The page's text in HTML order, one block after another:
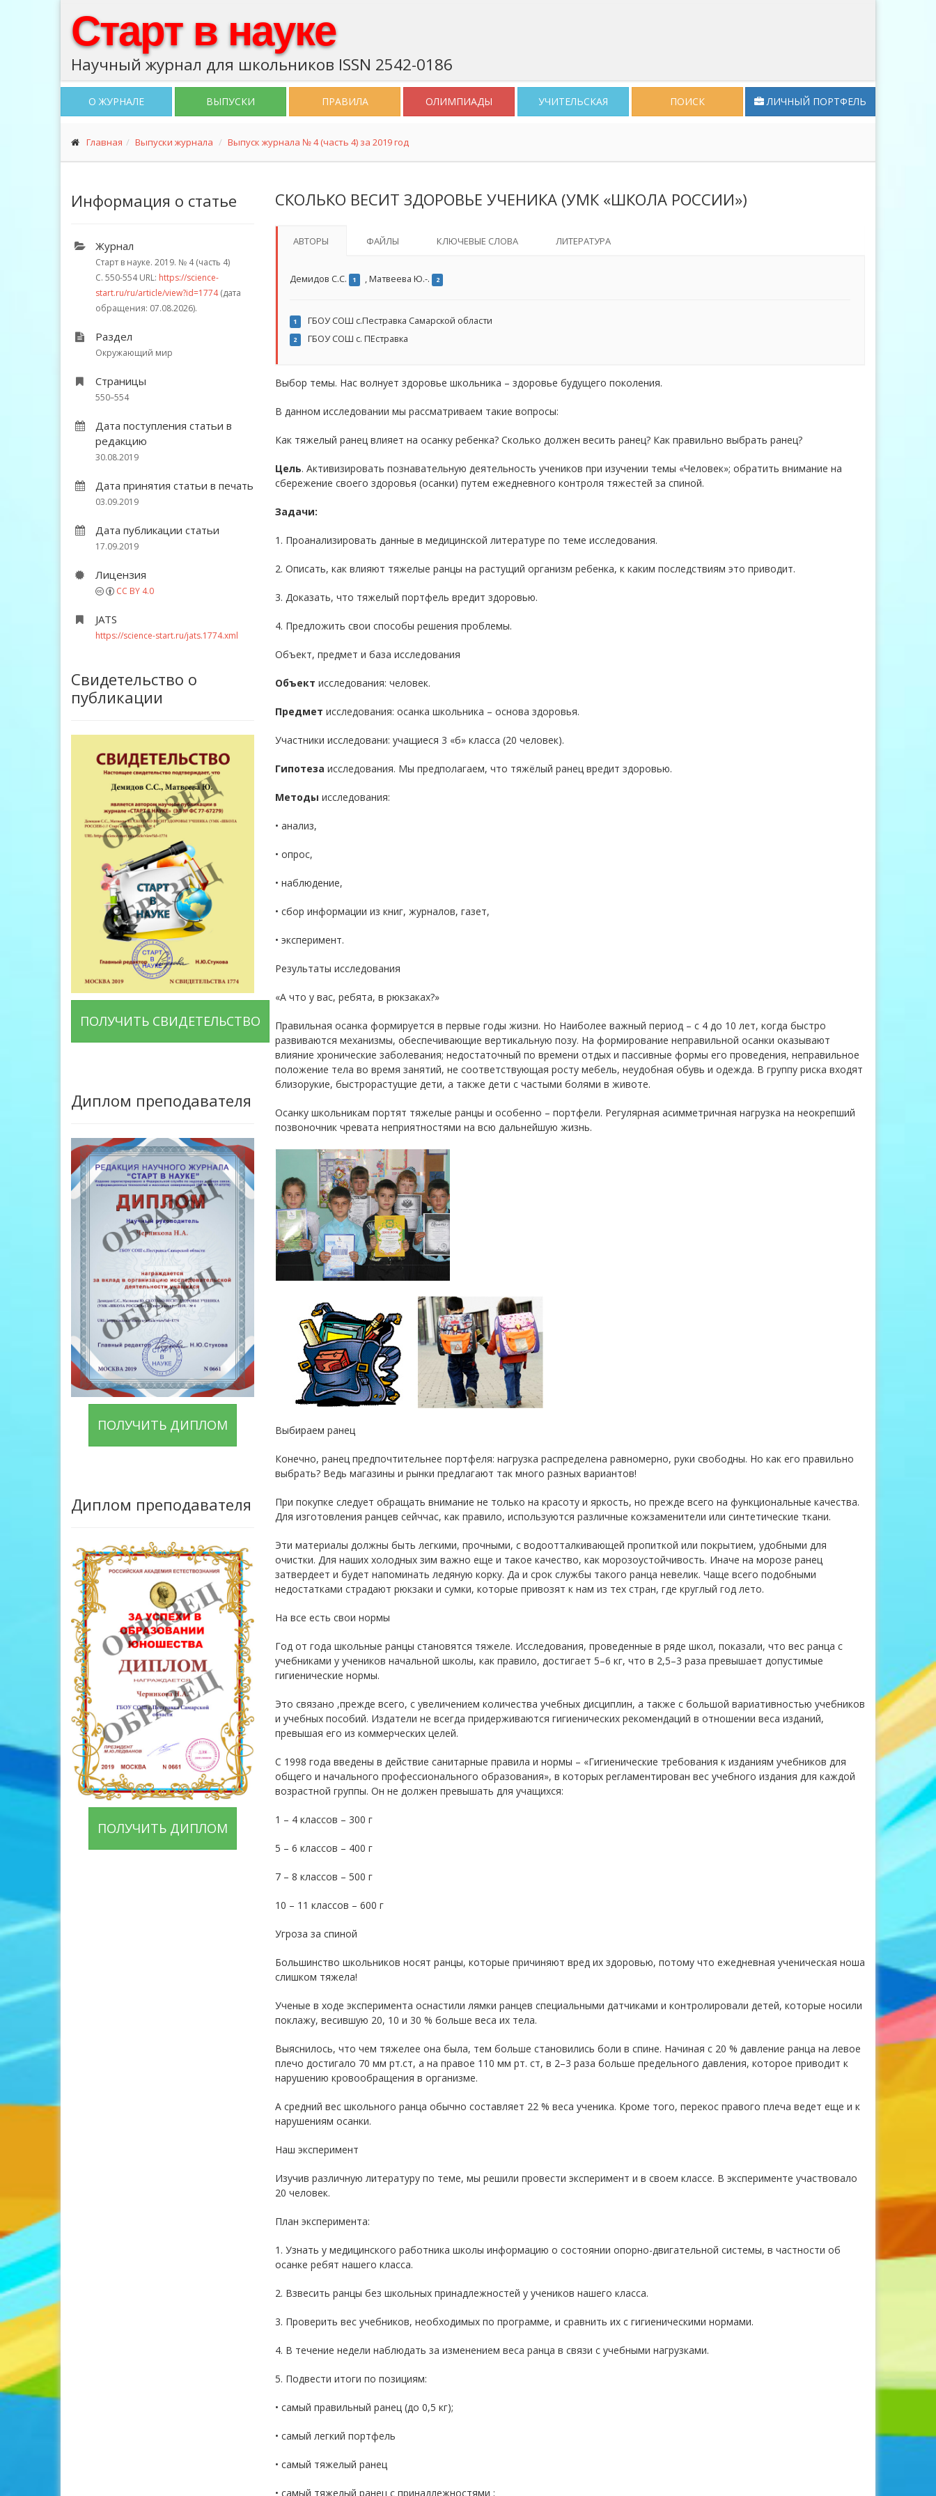
Старт в науке
Научный журнал для школьников ISSN 2542-0186
О ЖУРНАЛЕ ВЫПУСКИ ПРАВИЛА ОЛИМПИАДЫ УЧИТЕЛЬСКАЯ ПОИСК ЛИЧНЫЙ ПОРТФЕЛЬ
Главная Выпуски журнала Выпуск журнала № 4 (часть 4) за 2019 год
Информация о статье
Журнал
Старт в науке. 2019. № 4 (часть 4)
С. 550-554URL: https://science-
start.ru/ru/article/view?id=1774(дата
обращения: 07.08.2026).
Раздел
Окружающий мир
Страницы
550–554
Дата поступления статьи в
редакцию
30.08.2019
Дата принятия статьи в печать
03.09.2019
Дата публикации статьи
17.09.2019
Лицензия
CC BY 4.0
JATS
https://science-start.ru/jats.1774.xml
Свидетельство о
публикации
ПОЛУЧИТЬ СВИДЕТЕЛЬСТВО
Диплом преподавателя
ПОЛУЧИТЬ ДИПЛОМ
Диплом преподавателя
ПОЛУЧИТЬ ДИПЛОМ
СКОЛЬКО ВЕСИТ ЗДОРОВЬЕ УЧЕНИКА (УМК «ШКОЛА РОССИИ»)
АВТОРЫ ФАЙЛЫ КЛЮЧЕВЫЕ СЛОВА ЛИТЕРАТУРА
Демидов С.С. 1 ,Матвеева Ю.-. 2
1 ГБОУ СОШ с.Пестравка Самарской области
2 ГБОУ СОШ с. ПЕстравка
Выбор темы. Нас волнует здоровье школьника – здоровье будущего поколения.
В данном исследовании мы рассматриваем такие вопросы:
Как тяжелый ранец влияет на осанку ребенка? Сколько должен весить ранец? Как правильно выбрать ранец?
Цель. Активизировать познавательную деятельность учеников при изучении темы «Человек»; обратить внимание на
сбережение своего здоровья (осанки) путем ежедневного контроля тяжестей за спиной.
Задачи:
1. Проанализировать данные в медицинской литературе по теме исследования.
2. Описать, как влияют тяжелые ранцы на растущий организм ребенка, к каким последствиям это приводит.
3. Доказать, что тяжелый портфель вредит здоровью.
4. Предложить свои способы решения проблемы.
Объект, предмет и база исследования
Объект исследования: человек.
Предмет исследования: осанка школьника – основа здоровья.
Участники исследовани: учащиеся 3 «б» класса (20 человек).
Гипотеза исследования. Мы предполагаем, что тяжёлый ранец вредит здоровью.
Методы исследования:
• анализ,
• опрос,
• наблюдение,
• сбор информации из книг, журналов, газет,
• эксперимент.
Результаты исследования
«А что у вас, ребята, в рюкзаках?»
Правильная осанка формируется в первые годы жизни. Но Наиболее важный период – с 4 до 10 лет, когда быстро
развиваются механизмы, обеспечивающие вертикальную позу. На формирование неправильной осанки оказывают
влияние хронические заболевания; недостаточный по времени отдых и пассивные формы его проведения, неправильное
положение тела во время занятий, не соответствующая росту мебель, неудобная обувь и одежда. В группу риска входят
близорукие, быстрорастущие дети, а также дети с частыми болями в животе.
Осанку школьникам портят тяжелые ранцы и особенно – портфели. Регулярная асимметричная нагрузка на неокрепший
позвоночник чревата неприятностями на всю дальнейшую жизнь.
Выбираем ранец
Конечно, ранец предпочтительнее портфеля: нагрузка распределена равномерно, руки свободны. Но как его правильно
выбрать? Ведь магазины и рынки предлагают так много разных вариантов!
При покупке следует обращать внимание не только на красоту и яркость, но прежде всего на функциональные качества.
Для изготовления ранцев сейччас, как правило, используются различные кожзаменители или синтетические ткани.
Эти материалы должны быть легкими, прочными, с водоотталкивающей пропиткой или покрытием, удобными для
очистки. Для наших холодных зим важно еще и такое качество, как морозоустойчивость. Иначе на морозе ранец
затвердеет и будет напоминать ледяную корку. Да и срок службы такого ранца невелик. Чаще всего подобными
недостатками страдают рюкзаки и сумки, которые привозят к нам из тех стран, где круглый год лето.
На все есть свои нормы
Год от года школьные ранцы становятся тяжеле. Исследования, проведенные в ряде школ, показали, что вес ранца с
учебниками у учеников начальной школы, как правило, достигает 5–6 кг, что в 2,5–3 раза превышает допустимые
гигиенические нормы.
Это связано ,прежде всего, с увеличением количества учебных дисциплин, а также с большой вариативностью учебников
и учебных пособий. Издатели не всегда придерживаются гигиенических рекомендаций в отношении веса изданий,
превышая его из коммерческих целей.
С 1998 года введены в действие санитарные правила и нормы – «Гигиенические требования к изданиям учебников для
общего и начального профессионального образования», в которых регламентирован вес учебного издания для каждой
возрастной группы. Он не должен превышать для учащихся:
1 – 4 классов – 300 г
5 – 6 классов – 400 г
7 – 8 классов – 500 г
10 – 11 классов – 600 г
Угроза за спиной
Большинство школьников носят ранцы, которые причиняют вред их здоровью, потому что ежедневная ученическая ноша
слишком тяжела!
Ученые в ходе эксперимента оснастили лямки ранцев специальными датчиками и контролировали детей, которые носили
поклажу, весившую 20, 10 и 30 % больше веса их тела.
Выяснилось, что чем тяжелее она была, тем больше становились боли в спине. Начиная с 20 % давление ранца на левое
плечо достигало 70 мм рт.ст, а на правое 110 мм рт. ст, в 2–3 раза больше предельного давления, которое приводит к
нарушению кровообращения в организме.
А средний вес школьного ранца обычно составляет 22 % веса ученика. Кроме того, перекос правого плеча ведет еще и к
нарушениям осанки.
Наш эксперимент
Изучив различную литературу по теме, мы решили провести эксперимент и в своем классе. В эксперименте участвовало
20 человек.
План эксперимента:
1. Узнать у медицинского работника школы информацию о состоянии опорно-двигательной системы, в частности об
осанке ребят нашего класса.
2. Взвесить ранцы без школьных принадлежностей у учеников нашего класса.
3. Проверить вес учебников, необходимых по программе, и сравнить их с гигиеническими нормами.
4. В течение недели наблюдать за изменением веса ранца в связи с учебными нагрузками.
5. Подвести итоги по позициям:
• самый правильный ранец (до 0,5 кг);
• самый легкий портфель
• самый тяжелый ранец
• самый тяжелый ранец с принадлежностями ;